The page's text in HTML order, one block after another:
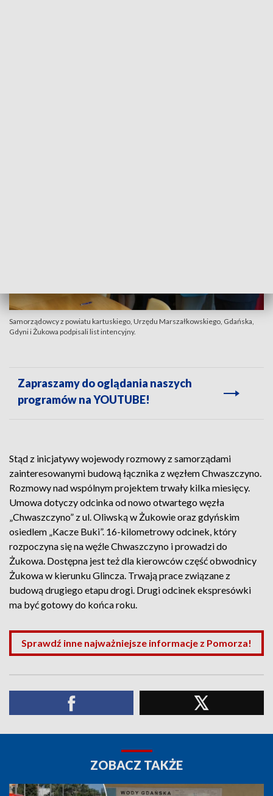
Samorządowcy z powiatu kartuskiego, Urzędu Marszałkowskiego, Gdańska,
Gdyni i Żukowa podpisali list intencyjny.
Zapraszamy do oglądania naszych
programów na YOUTUBE!
Stąd z inicjatywy wojewody rozmowy z samorządami
zainteresowanymi budową łącznika z węzłem Chwaszczyno.
Rozmowy nad wspólnym projektem trwały kilka miesięcy.
Umowa dotyczy odcinka od nowo otwartego węzła
„Chwaszczyno” z ul. Oliwską w Żukowie oraz gdyńskim
osiedlem „Kacze Buki”. 16-kilometrowy odcinek, który
rozpoczyna się na węźle Chwaszczyno i prowadzi do
Żukowa. Dostępna jest też dla kierowców część obwodnicy
Żukowa w kierunku Glincza. Trwają prace związane z
budową drugiego etapu drogi. Drugi odcinek ekspresówki
ma być gotowy do końca roku.
Sprawdź inne najważniejsze informacje z Pomorza!
ZOBACZ TAKŻE